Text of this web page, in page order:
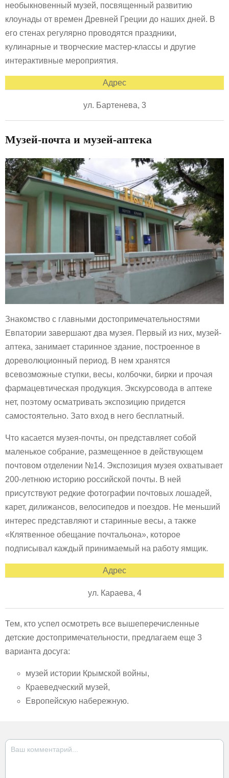
необыкновенный музей, посвященный развитию
клоунады от времен Древней Греции до наших дней. В
его стенах регулярно проводятся праздники,
кулинарные и творческие мастер-классы и другие
интерактивные мероприятия.
Адрес
ул. Бартенева, 3
Музей-почта и музей-аптека
Знакомство с главными достопримечательностями
Евпатории завершают два музея. Первый из них, музей-
аптека, занимает старинное здание, построенное в
дореволюционный период. В нем хранятся
всевозможные ступки, весы, колбочки, бирки и прочая
фармацевтическая продукция. Экскурсовода в аптеке
нет, поэтому осматривать экспозицию придется
самостоятельно. Зато вход в него бесплатный.
Что касается музея-почты, он представляет собой
маленькое собрание, размещенное в действующем
почтовом отделении №14. Экспозиция музея охватывает
200-летнюю историю российской почты. В ней
присутствуют редкие фотографии почтовых лошадей,
карет, дилижансов, велосипедов и поездов. Не меньший
интерес представляют и старинные весы, а также
«Клятвенное обещание почтальона», которое
подписывал каждый принимаемый на работу ямщик.
Адрес
ул. Караева, 4
Тем, кто успел осмотреть все вышеперечисленные
детские достопримечательности, предлагаем еще 3
варианта досуга:
музей истории Крымской войны,
Краеведческий музей,
Европейскую набережную.